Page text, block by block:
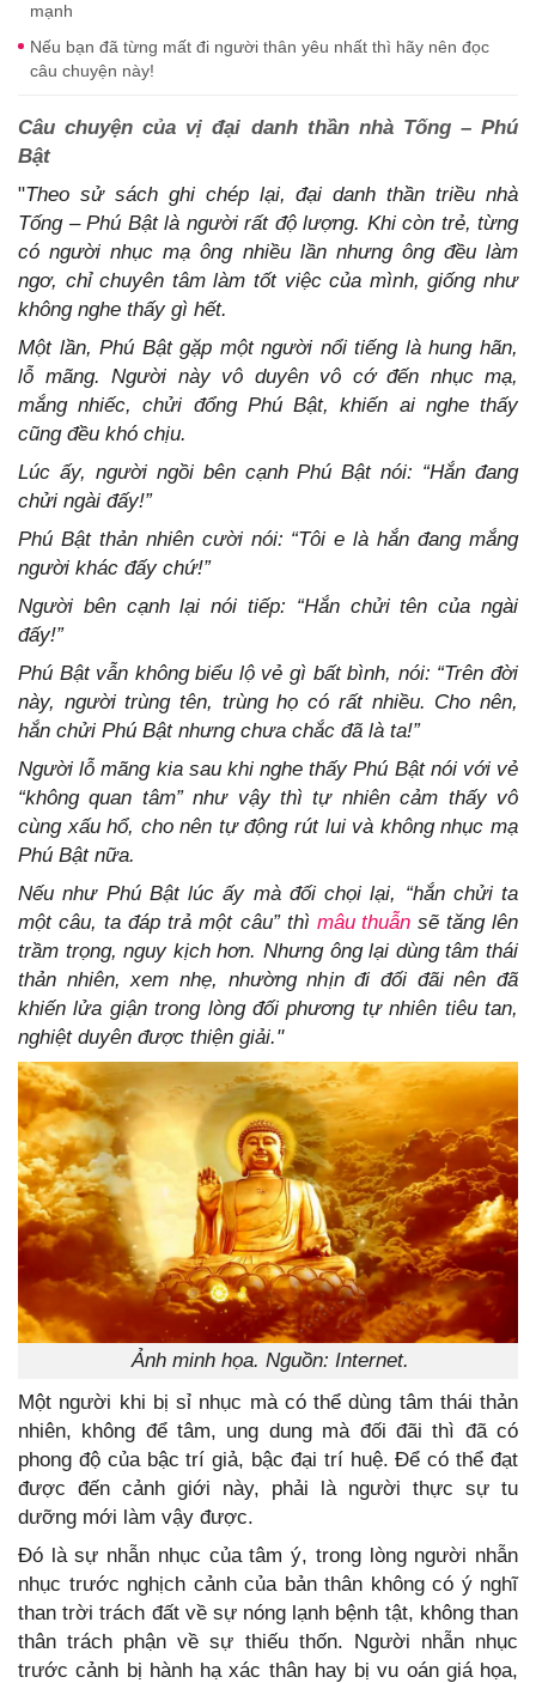
mạnh
Nếu bạn đã từng mất đi người thân yêu nhất thì hãy nên đọc
câu chuyện này!
Câu chuyện của vị đại danh thần nhà Tống – Phú
Bật
"Theo sử sách ghi chép lại, đại danh thần triều nhà
Tống – Phú Bật là người rất độ lượng. Khi còn trẻ, từng
có người nhục mạ ông nhiều lần nhưng ông đều làm
ngơ, chỉ chuyên tâm làm tốt việc của mình, giống như
không nghe thấy gì hết.
Một lần, Phú Bật gặp một người nổi tiếng là hung hãn,
lỗ mãng. Người này vô duyên vô cớ đến nhục mạ,
mắng nhiếc, chửi đổng Phú Bật, khiến ai nghe thấy
cũng đều khó chịu.
Lúc ấy, người ngồi bên cạnh Phú Bật nói: “Hắn đang
chửi ngài đấy!”
Phú Bật thản nhiên cười nói: “Tôi e là hắn đang mắng
người khác đấy chứ!”
Người bên cạnh lại nói tiếp: “Hắn chửi tên của ngài
đấy!”
Phú Bật vẫn không biểu lộ vẻ gì bất bình, nói: “Trên đời
này, người trùng tên, trùng họ có rất nhiều. Cho nên,
hắn chửi Phú Bật nhưng chưa chắc đã là ta!”
Người lỗ mãng kia sau khi nghe thấy Phú Bật nói với vẻ
“không quan tâm” như vậy thì tự nhiên cảm thấy vô
cùng xấu hổ, cho nên tự động rút lui và không nhục mạ
Phú Bật nữa.
Nếu như Phú Bật lúc ấy mà đối chọi lại, “hắn chửi ta
một câu, ta đáp trả một câu” thì mâu thuẫnsẽ tăng lên
trầm trọng, nguy kịch hơn. Nhưng ông lại dùng tâm thái
thản nhiên, xem nhẹ, nhường nhịn đi đối đãi nên đã
khiến lửa giận trong lòng đối phương tự nhiên tiêu tan,
nghiệt duyên được thiện giải."
Ảnh minh họa. Nguồn: Internet.
Một người khi bị sỉ nhục mà có thể dùng tâm thái thản
nhiên, không để tâm, ung dung mà đối đãi thì đã có
phong độ của bậc trí giả, bậc đại trí huệ. Để có thể đạt
được đến cảnh giới này, phải là người thực sự tu
dưỡng mới làm vậy được.
Đó là sự nhẫn nhục của tâm ý, trong lòng người nhẫn
nhục trước nghịch cảnh của bản thân không có ý nghĩ
than trời trách đất về sự nóng lạnh bệnh tật, không than
thân trách phận về sự thiếu thốn. Người nhẫn nhục
trước cảnh bị hành hạ xác thân hay bị vu oán giá họa,